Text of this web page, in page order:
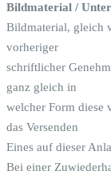
Bildmaterial /
Bildmaterial, gleich
vorheriger
schriftlicher
ganz gleich in
welcher Form diese
das Versenden
Eines auf dieser
Bei einer